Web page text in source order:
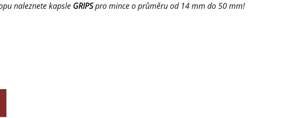
naleznete kapsle GRIPSpro mince o průměru od 14 mm do 50 mm!